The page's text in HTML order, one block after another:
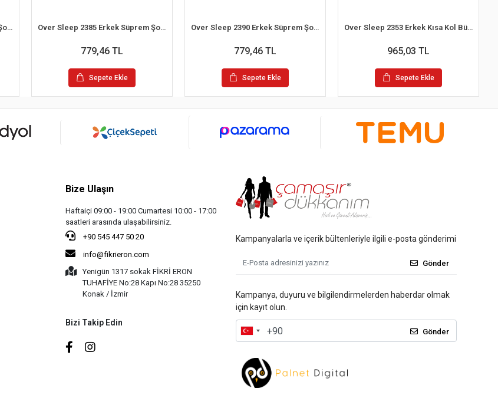
Over Sleep 2392 Erkek Süprem Şort Yazlık Pijama Takım (M-L-XL-2XL) Over Sleep 2385 Erkek Süprem Şort Yazlık Pijama Takım (S-M-L-XL)
779,46 TL
Sepete Ekle
Over Sleep 2390 Erkek Süprem Şort Yazlık Pijama Takım (M-L-XL-2XL)
779,46 TL
Sepete Ekle
Over Sleep 2353 Erkek Kısa Kol Büyük Beden Süprem Pijama Takım (L-XL-XXL-3XL)
965,03 TL
Sepete Ekle
Bize Ulaşın
Haftaiçi 09:00 - 19:00 Cumartesi 10:00 - 17:00
saatleri arasında ulaşabilirsiniz.
+90 545 447 50 20
info@fikrieron.com
Yenigün 1317 sokak FİKRİ ERON
TUHAFİYE No:28 Kapı No:28 35250
Konak / İzmir
Bizi Takip Edin
Kampanyalarla ve içerik bültenleriyle ilgili e-posta gönderimi
Gönder
Kampanya, duyuru ve bilgilendirmelerden haberdar olmak
için kayıt olun.
Gönder